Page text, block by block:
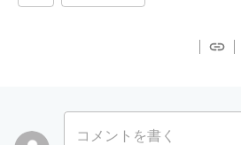
コメントを書く